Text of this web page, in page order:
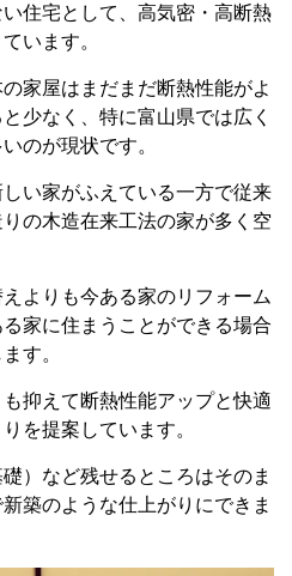
住宅として、高気密・高断熱
います。
家屋はまだまだ断熱性能がよ
少なく、特に富山県では広く
のが現状です。
い家がふえている一方で従来
の木造在来工法の家が多く空
よりも今ある家のリフォーム
家に住まうことができる場合
す。
抑えて断熱性能アップと快適
を提案しています。
）など残せるところはそのま
築のような仕上がりにできま